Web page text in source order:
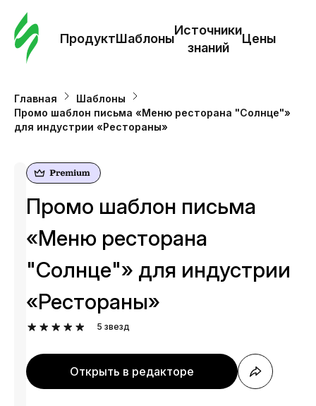
ПродуктШаблоны
Источники
знаний
Цены
Главная
Шаблоны
Промо шаблон письма «Меню ресторана "Солнце"»
для индустрии «Рестораны»
Промо шаблон письма
«Меню ресторана
"Солнце"» для индустрии
«Рестораны»
5 звезд
Открыть в редакторе